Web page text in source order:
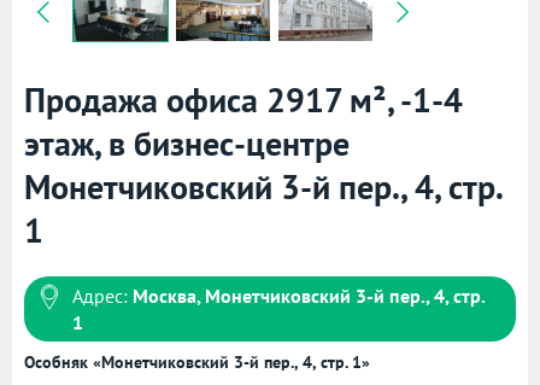
Продажа офиса 2917 м², -1-4
этаж, в бизнес-центре
Монетчиковский 3-й пер., 4, стр.
1
Адрес: Москва, Монетчиковский 3-й пер., 4, стр.
1
Особняк «Монетчиковский 3-й пер., 4, стр. 1»